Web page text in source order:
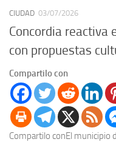
CIUDAD 03/07/2026
Concordia reactiva
con propuestas
Compartilo con
Compartilo conEl municipio